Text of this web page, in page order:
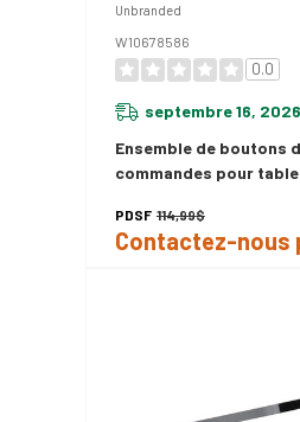
Unbranded
W10678586
0.0
septembre 16, 2026
Ensemble de boutons
commandes pour
PDSF 114,99$
Contactez-nous